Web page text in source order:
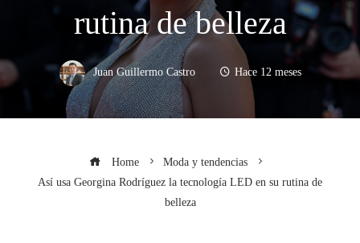
rutina de belleza
Juan Guillermo Castro Hace 12 meses
Home
Moda y tendencias
Así usa Georgina Rodríguez la tecnología LED en su rutina de
belleza